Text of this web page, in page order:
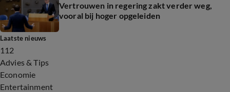
Vertrouwen in regering zakt verder weg,
vooral bij hoger opgeleiden
Laatste nieuws
112
Advies & Tips
Economie
Entertainment